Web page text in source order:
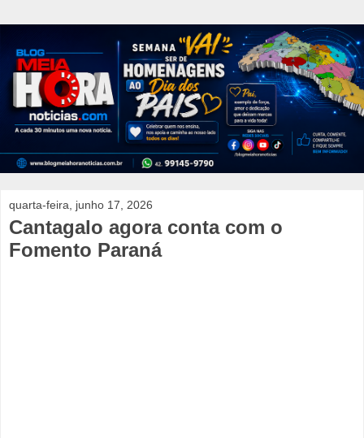
quarta-feira, junho 17, 2026
Cantagalo agora conta com o
Fomento Paraná